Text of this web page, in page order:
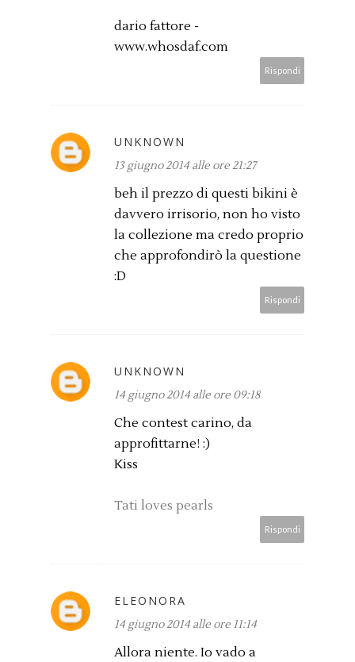
dario fattore -
www.whosdaf.com
Rispondi
UNKNOWN
13 giugno 2014 alle ore 21:27
beh il prezzo di questi bikini è
davvero irrisorio, non ho visto
la collezione ma credo proprio
che approfondirò la questione
:D
Rispondi
UNKNOWN
14 giugno 2014 alle ore 09:18
Che contest carino, da
approfittarne! :)
Kiss
Tati loves pearls
Rispondi
ELEONORA
14 giugno 2014 alle ore 11:14
Allora niente. Io vado a